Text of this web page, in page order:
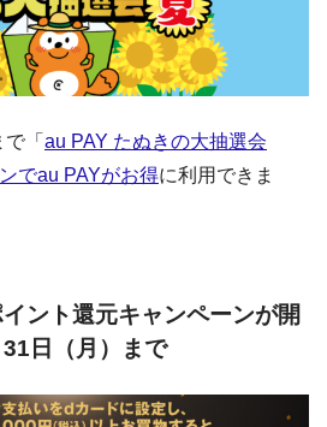
「 au PAY たぬきの大抽選会
でau PAYがお得に利用できま
ント還元キャンペーンが開
日（月）まで